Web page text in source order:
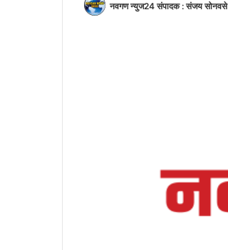
नवगण न्युज24 संपादक : संजय सोनवसे